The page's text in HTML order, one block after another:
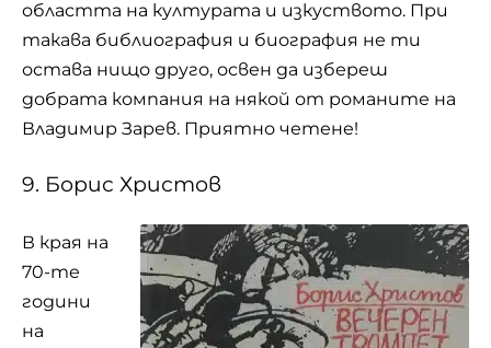
областта на културата и изкуството. При
такава библиография и биография не ти
остава нищо друго, освен да избереш
добрата компания на някой от романите на
Владимир Зарев. Приятно четене!
9. Борис Христов
В края на
70-те
години
на